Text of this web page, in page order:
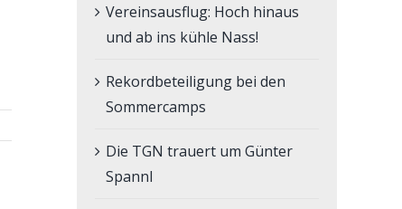
Vereinsausflug: Hoch hinaus
und ab ins kühle Nass!
Rekordbeteiligung bei den
Sommercamps
Die TGN trauert um Günter
Spannl